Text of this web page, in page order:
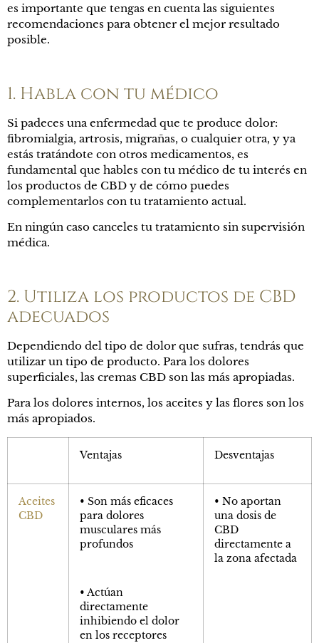
es importante que tengas en cuenta las siguientes
recomendaciones para obtener el mejor resultado
posible.
1. Habla con tu médico
Si padeces una enfermedad que te produce dolor:
fibromialgia, artrosis, migrañas, o cualquier otra, y ya
estás tratándote con otros medicamentos, es
fundamental que hables con tu médico de tu interés en
los productos de CBD y de cómo puedes
complementarlos con tu tratamiento actual.
En ningún caso canceles tu tratamiento sin supervisión
médica.
2. Utiliza los productos de CBD
adecuados
Dependiendo del tipo de dolor que sufras, tendrás que
utilizar un tipo de producto. Para los dolores
superficiales, las cremas CBD son las más apropiadas.
Para los dolores internos, los aceites y las flores son los
más apropiados.
Ventajas Desventajas
Aceites
CBD
• Son más eficaces
para dolores
musculares más
profundos
• Actúan
directamente
inhibiendo el dolor
en los receptores
• No aportan
una dosis de
CBD
directamente a
la zona afectada